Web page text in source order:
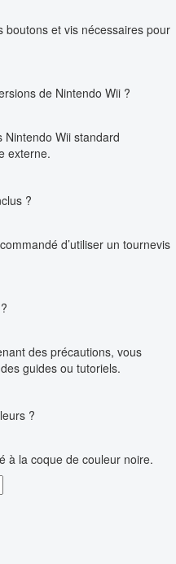
boutons et vis nécessaires pour
de Nintendo Wii ?
Nintendo Wii standard
externe.
?
d’utiliser un tournevis
des précautions, vous
guides ou tutoriels.
?
à la coque de couleur noire.